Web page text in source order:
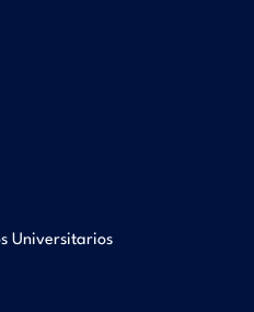
Universitarios